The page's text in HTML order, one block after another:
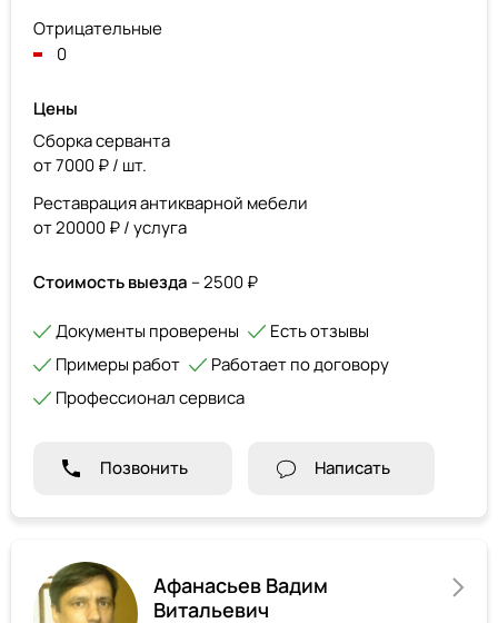
Отрицательные
0
Цены
Сборка серванта
от 7000 ₽ / шт.
Реставрация антикварной мебели
от 20000 ₽ / услуга
Стоимость выезда – 2500 ₽
Документы проверены
Есть отзывы
Примеры работ
Работает по договору
Профессионал сервиса
Позвонить Написать
Афанасьев Вадим
Витальевич